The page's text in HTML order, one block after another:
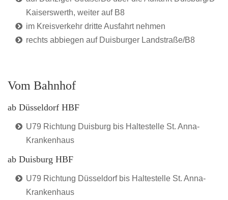
Kaiserswerth, weiter auf B8
im Kreisverkehr dritte Ausfahrt nehmen
rechts abbiegen auf Duisburger Landstraße/B8
Vom Bahnhof
ab Düsseldorf HBF
U79 Richtung Duisburg bis Haltestelle St. Anna-
Krankenhaus
ab Duisburg HBF
U79 Richtung Düsseldorf bis Haltestelle St. Anna-
Krankenhaus